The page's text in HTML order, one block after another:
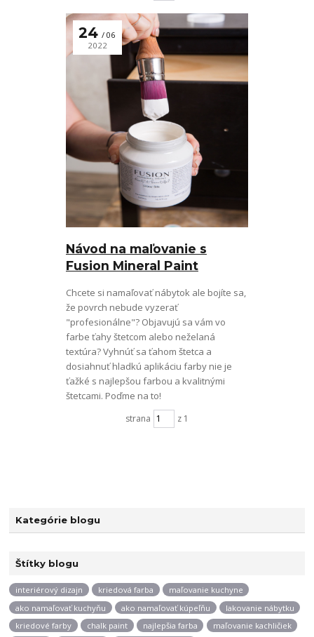
Kategórie blogu
Štítky blogu
interiérový dizajn kriedová farba
maľovanie kuchyne
ako namaľovať kuchyňu
ako namaľovať kúpeľňu
lakovanie nábytku
kriedové farby
chalk paint najlepšia farba
maľovanie kachličiek
Návod na maľovanie s
Fusion Mineral Paint
24
06
2022
Chcete si namaľovať nábytok ale bojíte sa,
že povrch nebude vyzerať
"profesionálne"? Objavujú sa vám vo
farbe ťahy štetcom alebo neželaná
textúra? Vyhnúť sa ťahom štetca a
dosiahnuť hladkú aplikáciu farby nie je
ťažké s najlepšou farbou a kvalitnými
štetcami. Poďme na to!
strana z 1